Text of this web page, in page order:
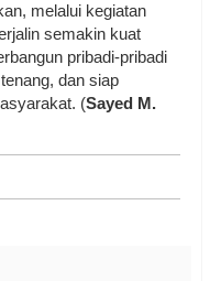
melalui kegiatan
semakin kuat
pribadi-pribadi
dan siap
(Sayed M.